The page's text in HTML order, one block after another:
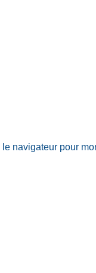
navigateur pour